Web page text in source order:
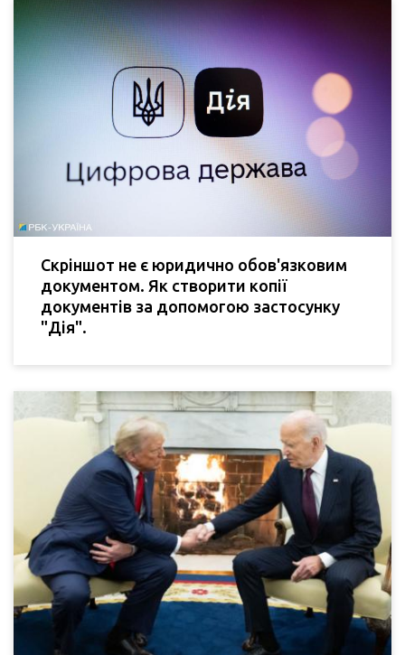
Скріншот не є юридично обов'язковим
документом. Як створити копії
документів за допомогою застосунку
"Дія".